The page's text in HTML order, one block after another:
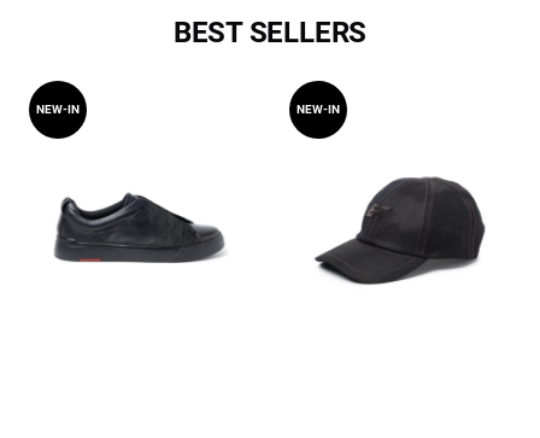
BEST SELLERS
NEW-IN NEW-IN